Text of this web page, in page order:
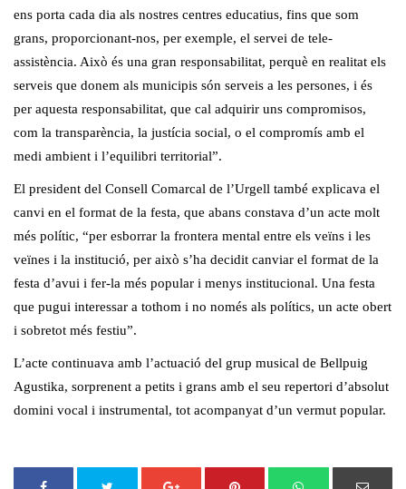
ens porta cada dia als nostres centres educatius, fins que som
grans, proporcionant-nos, per exemple, el servei de tele-
assistència. Això és una gran responsabilitat, perquè en realitat els
serveis que donem als municipis són serveis a les persones, i és
per aquesta responsabilitat, que cal adquirir uns compromisos,
com la transparència, la justícia social, o el compromís amb el
medi ambient i l’equilibri territorial”.
El president del Consell Comarcal de l’Urgell també explicava el
canvi en el format de la festa, que abans constava d’un acte molt
més polític, “per esborrar la frontera mental entre els veïns i les
veïnes i la institució, per això s’ha decidit canviar el format de la
festa d’avui i fer-la més popular i menys institucional. Una festa
que pugui interessar a tothom i no només als polítics, un acte obert
i sobretot més festiu”.
L’acte continuava amb l’actuació del grup musical de Bellpuig
Agustika, sorprenent a petits i grans amb el seu repertori d’absolut
domini vocal i instrumental, tot acompanyat d’un vermut popular.